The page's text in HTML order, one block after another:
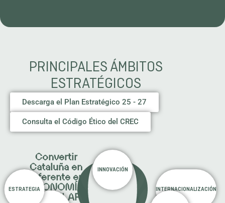
PRINCIPALES ÁMBITOS
ESTRATÉGICOS
Descarga el Plan Estratégico 25 - 27
Consulta el Código Ético del CREC
Convertir
Cataluña en
referente en
ECONOMÍA
CIRCULAR
INNOVACIÓN
INTERNACIONALIZACIÓN
ESTRATEGIA